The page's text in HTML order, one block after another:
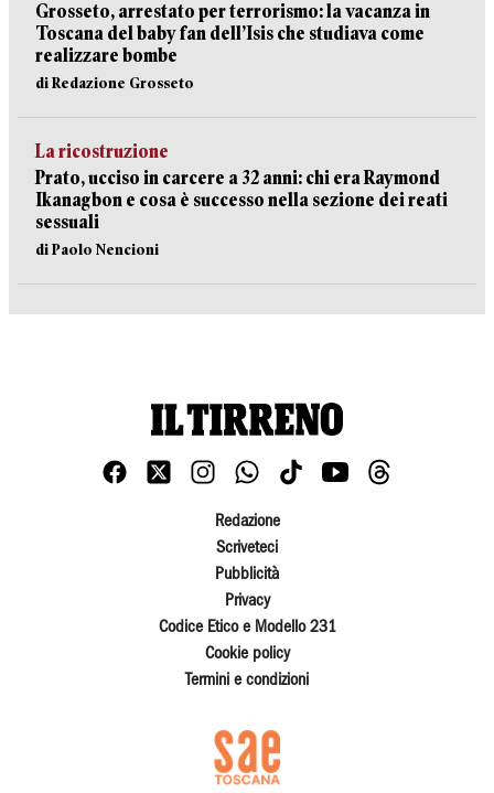
Grosseto, arrestato per terrorismo: la vacanza in
Toscana del baby fan dell’Isis che studiava come
realizzare bombe
di Redazione Grosseto
La ricostruzione
Prato, ucciso in carcere a 32 anni: chi era Raymond
Ikanagbon e cosa è successo nella sezione dei reati
sessuali
di Paolo Nencioni
Redazione
Scriveteci
Pubblicità
Privacy
Codice Etico e Modello 231
Cookie policy
Termini e condizioni